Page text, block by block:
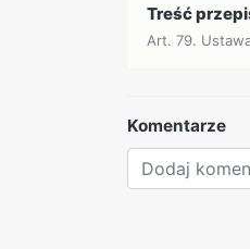
Treść
Art. 79.
Komentarze